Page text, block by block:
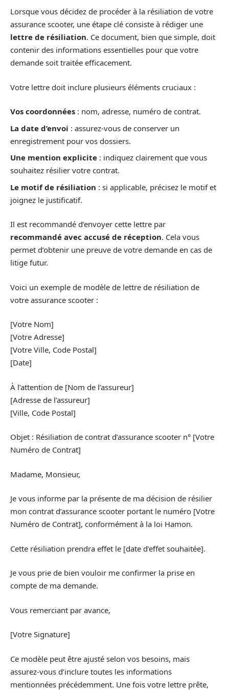
Lorsque vous décidez de procéder à la résiliation de votre
assurance scooter, une étape clé consiste à rédiger une
lettre de résiliation. Ce document, bien que simple, doit
contenir des informations essentielles pour que votre
demande soit traitée efficacement.
Votre lettre doit inclure plusieurs éléments cruciaux :
Vos coordonnées : nom, adresse, numéro de contrat.
La date d’envoi : assurez-vous de conserver un
enregistrement pour vos dossiers.
Une mention explicite : indiquez clairement que vous
souhaitez résilier votre contrat.
Le motif de résiliation : si applicable, précisez le motif et
joignez le justificatif.
Il est recommandé d’envoyer cette lettre par
recommandé avec accusé de réception. Cela vous
permet d’obtenir une preuve de votre demande en cas de
litige futur.
Voici un exemple de modèle de lettre de résiliation de
votre assurance scooter :
[Votre Nom]
[Votre Adresse]
[Votre Ville, Code Postal]
[Date]
À l’attention de [Nom de l’assureur]
[Adresse de l’assureur]
[Ville, Code Postal]
Objet : Résiliation de contrat d’assurance scooter n° [Votre
Numéro de Contrat]
Madame, Monsieur,
Je vous informe par la présente de ma décision de résilier
mon contrat d’assurance scooter portant le numéro [Votre
Numéro de Contrat], conformément à la loi Hamon.
Cette résiliation prendra effet le [date d’effet souhaitée].
Je vous prie de bien vouloir me confirmer la prise en
compte de ma demande.
Vous remerciant par avance,
[Votre Signature]
Ce modèle peut être ajusté selon vos besoins, mais
assurez-vous d’inclure toutes les informations
mentionnées précédemment. Une fois votre lettre prête,